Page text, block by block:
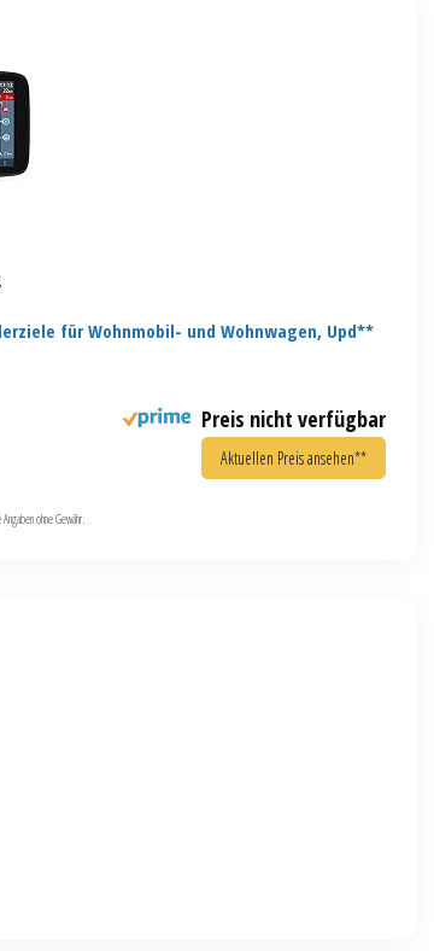
für Wohnmobil- und Wohnwagen, Upd**
Preis nicht verfügbar
Aktuellen Preis ansehen**
ohne Gewähr.